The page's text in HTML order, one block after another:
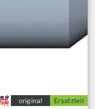
Ersatzteil
original